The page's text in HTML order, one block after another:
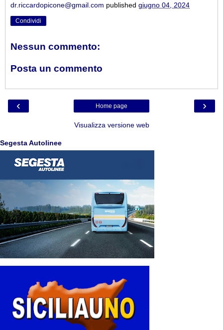
dr.riccardopicone@gmail.com published giugno 04, 2024
Condividi
Nessun commento:
Posta un commento
‹ ›
Home page
Visualizza versione web
Segesta Autolinee